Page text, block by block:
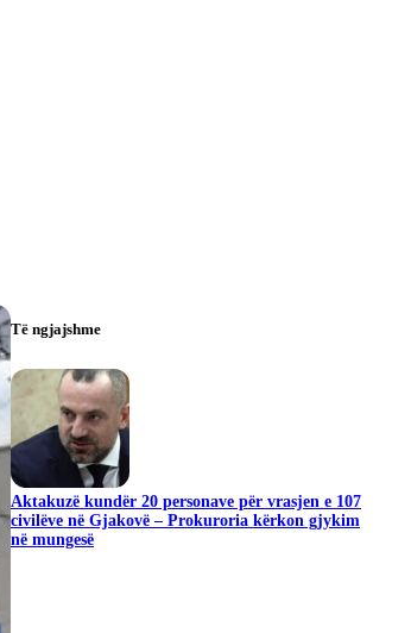
Të ngjajshme
Aktakuzë kundër 20 personave për vrasjen e 107
civilëve në Gjakovë – Prokuroria kërkon gjykim
në mungesë